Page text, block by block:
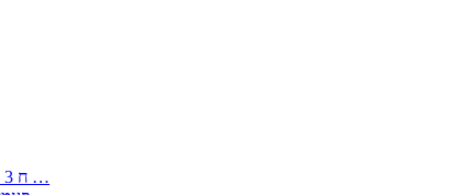
: בקשה לפטור מחובת התקנת מז;quot&ח 3 טופס מספר ים ב עותקים …